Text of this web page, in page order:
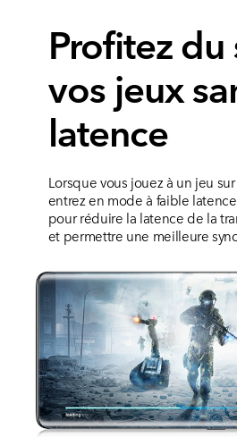
Ouvrez le
connectez-les
Après l'ouverture du boîtier, le
automatiquement les écouteurs
rapidement à eux. Il vous suffit
pour écouter la musique. Les
batterie des écouteurs et du
chargement s'affichent dans
sur votre smartphone7.
Profitez
vos jeux
latence
Lorsque vous jouez à un jeu
entrez en mode à faible latence
pour réduire la latence de la
et permettre une meilleure